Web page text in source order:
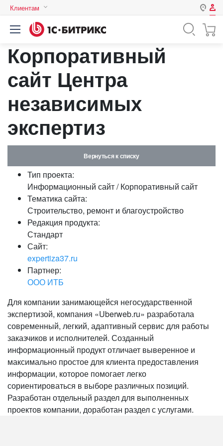
Клиентам
Казахстан
Авторизация
Зарегистрироваться
Логин
Пароль
компьютере
Забыли свой пароль?
или войдите с помощью
Корпоративный
сайт Центра
независимых
экспертиз
Вернуться к списку
Тип проекта:
Информационный сайт / Корпоративный сайт
Тематика сайта:
Строительство, ремонт и благоустройство
Редакция продукта:
Стандарт
Сайт:
expertiza37.ru
Партнер:
ООО ИТБ
Для компании занимающейся негосударственной
экспертизой, компания «Uberweb.ru» разработала
современный, легкий, адаптивный сервис для работы
заказчиков и исполнителей. Созданный
информационный продукт отличает выверенное и
максимально простое для клиента предоставления
информации, которое помогает легко
сориентироваться в выборе различных позиций.
Разработан отдельный раздел для выполненных
проектов компании, доработан раздел с услугами.